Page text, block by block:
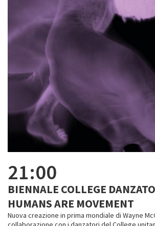
21:00
BIENNALE COLLEGE
HUMANS ARE MOVEMENT
Nuova creazione in prima mondiale di Wayne